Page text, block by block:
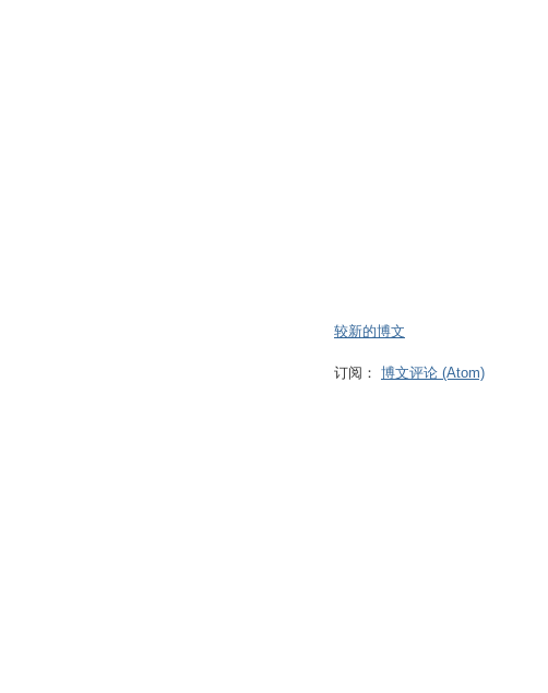
较新的博文
订阅： 博文评论 (Atom)